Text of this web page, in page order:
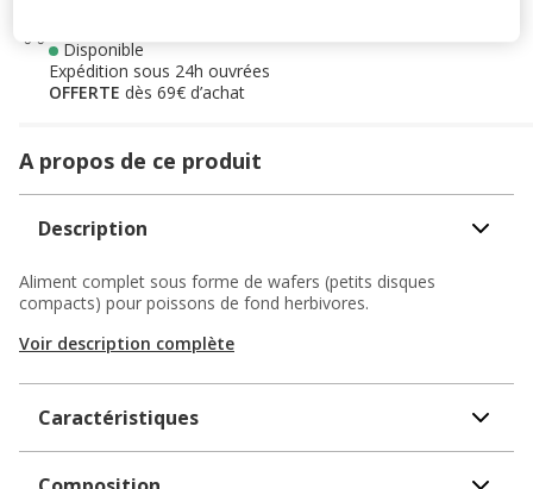
Disponible
Expédition sous 24h ouvrées
OFFERTE dès 69€ d’achat
A propos de ce produit
Description
Aliment complet sous forme de wafers (petits disques
compacts) pour poissons de fond herbivores.
Voir description complète
Caractéristiques